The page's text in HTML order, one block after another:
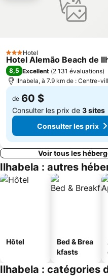
3 Étoiles
Hotel
Hotel Alemão Beach de
8,5 Excellent (2 131 évaluations)
Ilhabela, à 7.9 km de : Centre-
de 60 $
Consulter les prix de 3 sites
Consulter les prix
Voir tous les
Ilhabela : autres
Hôtel
Bed & Brea
kfasts
Ilhabela : catégories